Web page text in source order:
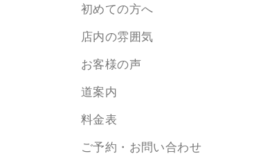
初めての方へ
店内の雰囲気
お客様の声
道案内
料金表
ご予約・お問い合わせ